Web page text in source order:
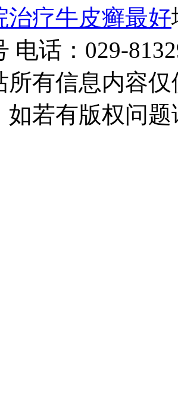
治疗牛皮癣最好
电话：029-
所有信息内容
如若有版权问